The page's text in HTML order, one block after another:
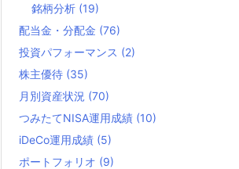
銘柄分析 (19)
配当金・分配金 (76)
投資パフォーマンス (2)
株主優待 (35)
月別資産状況 (70)
つみたてNISA運用成績 (10)
iDeCo運用成績 (5)
ポートフォリオ (9)